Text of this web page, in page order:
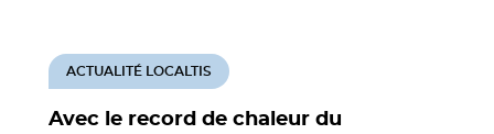
Avec le record de chaleur du
ACTUALITÉ LOCALTIS